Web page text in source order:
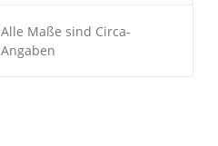
Alle Maße sind Circa-
Angaben